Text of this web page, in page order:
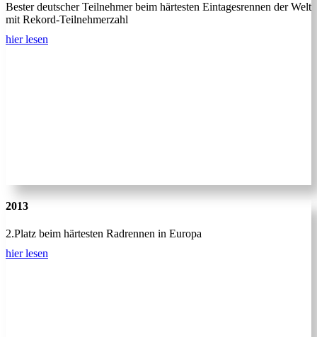
Bester deutscher Teilnehmer beim härtesten Eintagesrennen der Welt
mit Rekord-Teilnehmerzahl
hier lesen
2013
2.Platz beim härtesten Radrennen in Europa
hier lesen